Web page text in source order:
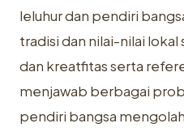
leluhur dan pendiri
tradisi dan nilai-nilai
dan kreatfitas serta
menjawab berbagai
pendiri bangsa